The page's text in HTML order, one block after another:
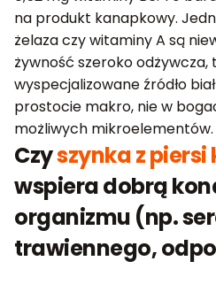
na produkt kanapkowy.
żelaza czy witaminy A są
żywność szeroko odżywcza,
wyspecjalizowane źródło
prostocie makro, nie w
możliwych mikroelementów.
Czyszynka z
wspiera dobrą
organizmu (np.
trawiennego,